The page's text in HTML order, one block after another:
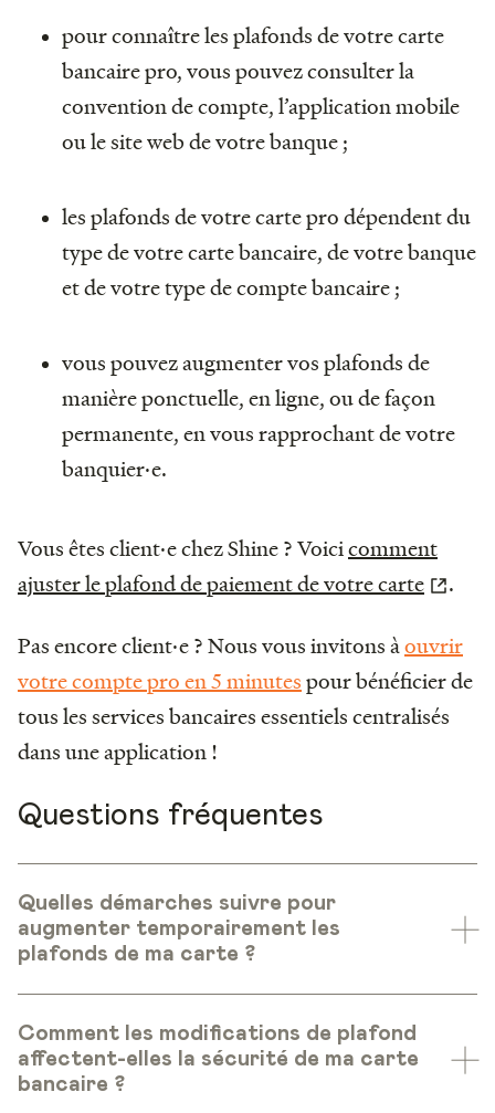
pour connaître les plafonds de votre carte
bancaire pro, vous pouvez consulter la
convention de compte, l’application mobile
ou le site web de votre banque ;
les plafonds de votre carte pro dépendent du
type de votre carte bancaire, de votre banque
et de votre type de compte bancaire ;
vous pouvez augmenter vos plafonds de
manière ponctuelle, en ligne, ou de façon
permanente, en vous rapprochant de votre
banquier·e.
Vous êtes client·e chez Shine ? Voicicomment
ajuster le plafond de paiement de votre carte
.
Pas encore client·e ? Nous vous invitons àouvrir
votre compte pro en 5 minutespour bénéficier de
tous les services bancaires essentiels centralisés
dans une application !
Questions fréquentes
Quelles démarches suivre pour
augmenter temporairement les
plafonds de ma carte ?
Comment les modifications de plafond
affectent-elles la sécurité de ma carte
bancaire ?